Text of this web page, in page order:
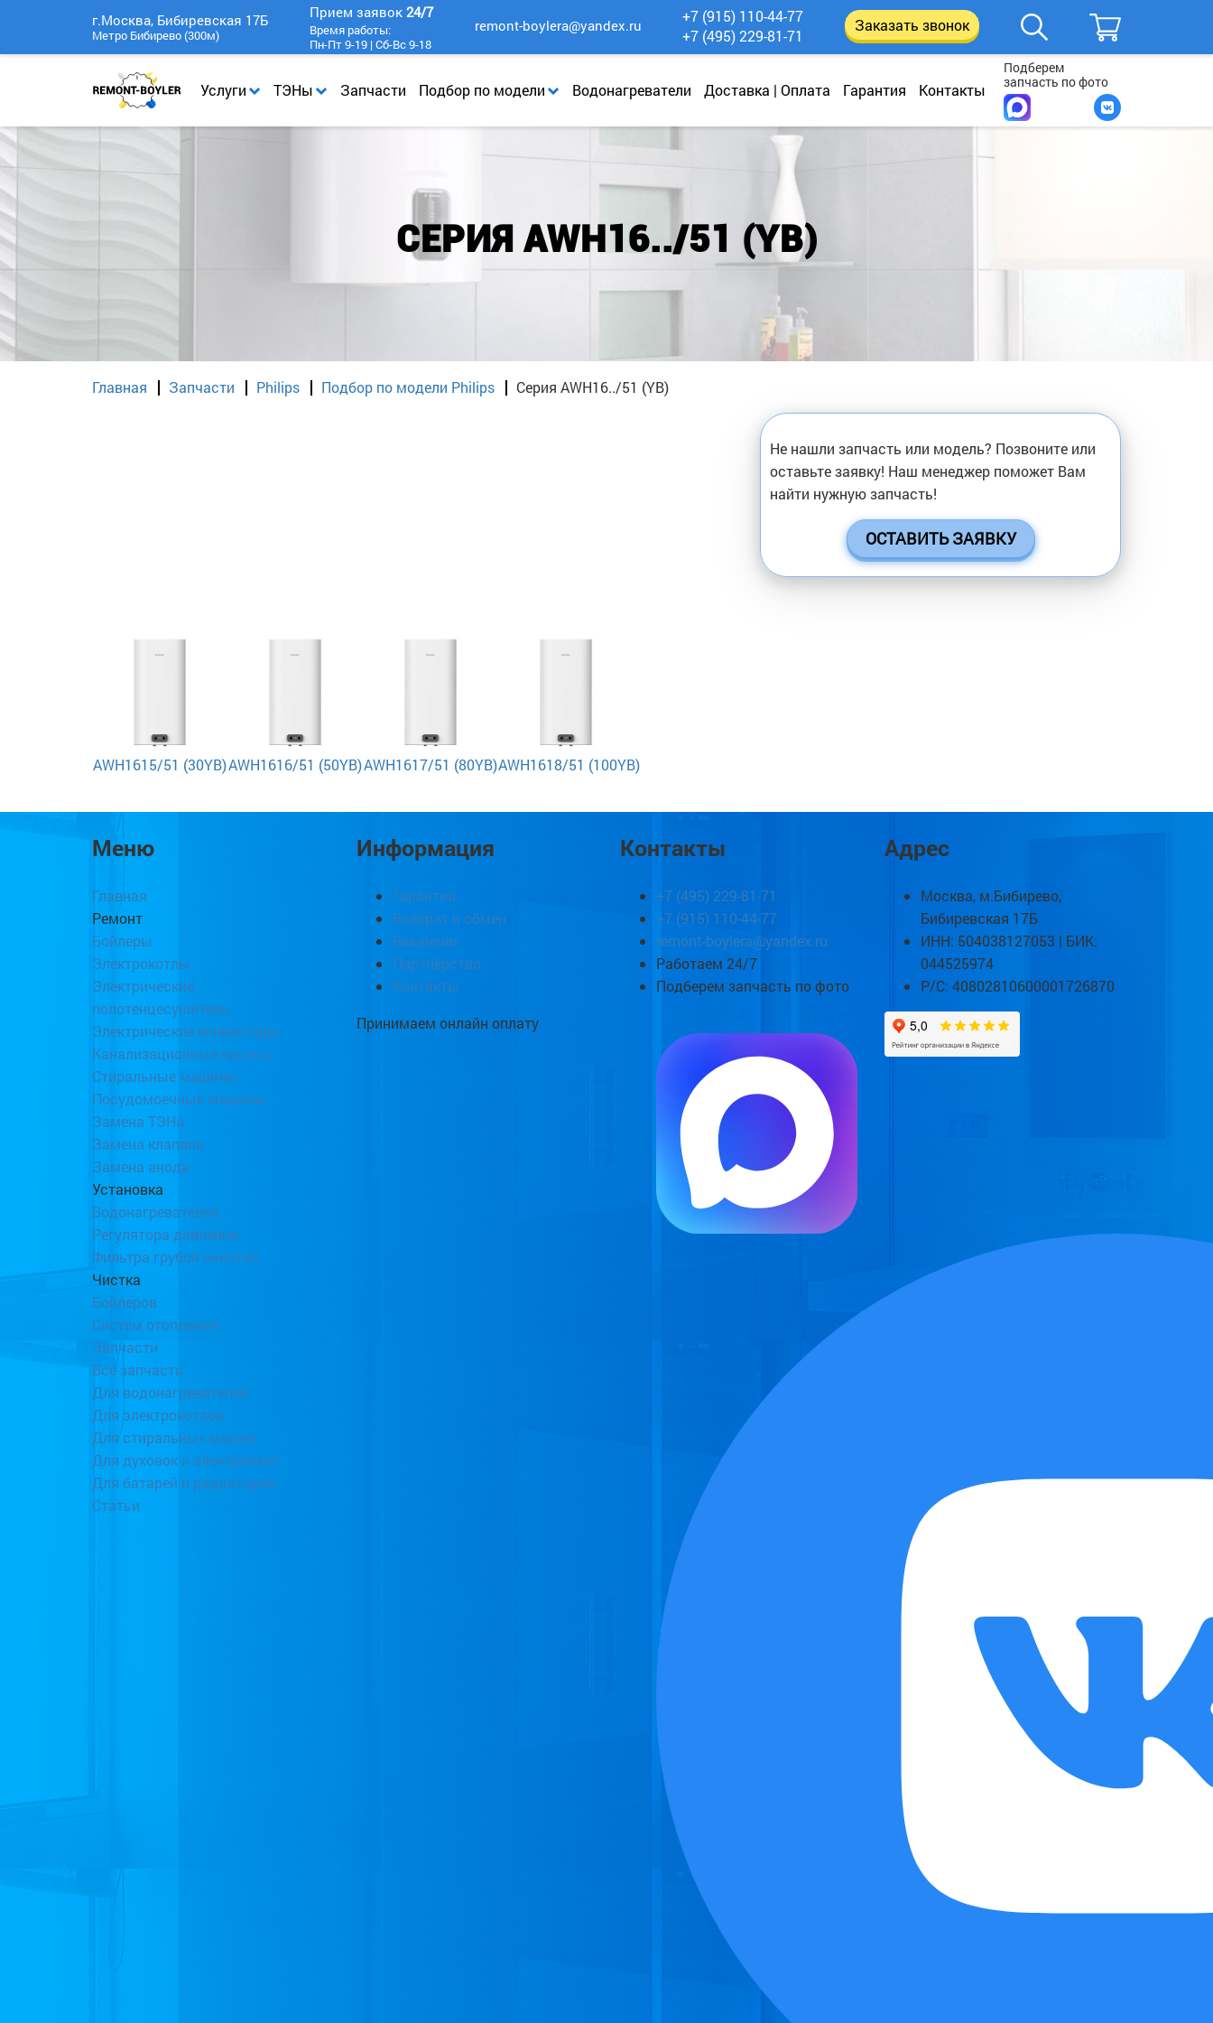
Услуги ТЭНы Запчасти Подбор по модели Водонагреватели Доставка | Оплата Гарантия Контакты
Подберем
запчасть по фото
г.Москва, Бибиревская 17Б
Метро Бибирево (300м)
Прием заявок 24/7
Время работы:
Пн-Пт 9-19 | Сб-Вс 9-18
remont-boylera@yandex.ru
+7 (915) 110-44-77
+7 (495) 229-81-71
Заказать звонок
СЕРИЯ AWH16../51 (YB)
Главная Запчасти Philips Подбор по модели Philips Серия AWH16../51 (YB)
Не нашли запчасть или модель? Позвоните или
оставьте заявку! Наш менеджер поможет Вам
найти нужную запчасть!
ОСТАВИТЬ ЗАЯВКУ
AWH1615/51 (30YB)AWH1616/51 (50YB)AWH1617/51 (80YB)AWH1618/51 (100YB)
Меню
Главная
Ремонт
Бойлеры
Электрокотлы
Электрические
полотенцесушители
Электрические конвекторы
Канализационные насосы
Стиральные машины
Посудомоечные машины
Замена ТЭНа
Замена клапана
Замена анода
Установка
Водонагревателей
Регулятора давления
Фильтра грубой очистки
Чистка
Бойлеров
Систем отопления
Запчасти
Все запчасти
Для водонагревателей
Для электрокотлов
Для стиральных машин
Для духовок и электроплит
Для батарей и радиаторов
Статьи
Информация
Гарантия
Возврат и обмен
Вакансии
Партнёрство
Контакты
Принимаем онлайн оплату
Контакты
+7 (495) 229-81-71
+7 (915) 110-44-77
remont-boylera@yandex.ru
Работаем 24/7
Подберем запчасть по фото
Адрес
Москва, м.Бибирево,
Бибиревская 17Б
ИНН: 504038127053 | БИК:
044525974
Р/С: 40802810600001726870